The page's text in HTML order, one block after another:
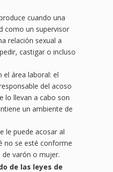
cuando una
como un supervisor
relación sexual a
castigar o incluso
el área laboral: el
del acoso
lo llevan a cabo son
un ambiente de
le puede acosar al
no se esté conforme
varón o mujer.
de las leyes de